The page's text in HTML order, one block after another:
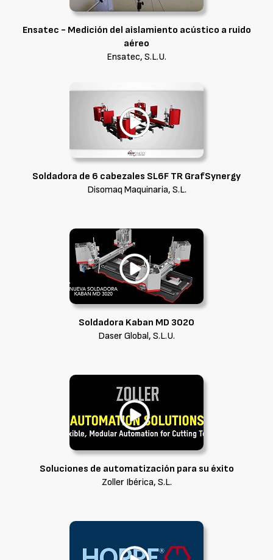
Ensatec - Medición del aislamiento acústico a ruido
aéreo
Ensatec, S.L.U.
Soldadora de 6 cabezales SL6F TR GrafSynergy
Disomaq Maquinaria, S.L.
Soldadora Kaban MD 3020
Daser Global, S.L.U.
Soluciones de automatización para su éxito
Zoller Ibérica, S.L.